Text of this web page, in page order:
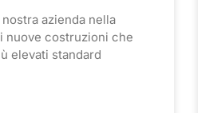
nostra azienda nella
nuove costruzioni che
elevati standard